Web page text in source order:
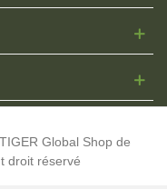
Global Shop de
droit réservé